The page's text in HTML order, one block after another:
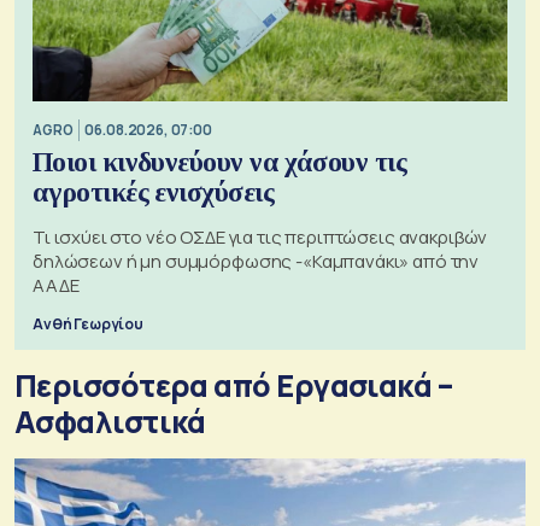
AGRO 06.08.2026, 07:00
Ποιοι κινδυνεύουν να χάσουν τις
αγροτικές ενισχύσεις
Τι ισχύει στο νέο ΟΣΔΕ για τις περιπτώσεις ανακριβών
δηλώσεων ή μη συμμόρφωσης -«Καμπανάκι» από την
ΑΑΔΕ
Ανθή Γεωργίου
Περισσότερα από Εργασιακά –
Ασφαλιστικά